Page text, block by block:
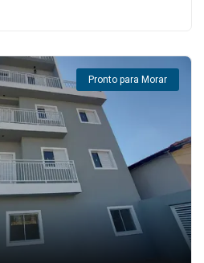
Pronto para Morar